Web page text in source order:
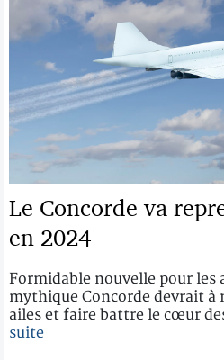
Le Concorde va
en 2024
Formidable nouvelle pour les
mythique Concorde devrait à
ailes et faire battre le cœur
suite